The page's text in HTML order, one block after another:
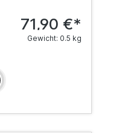
71,90 €*
Gewicht: 0.5 kg